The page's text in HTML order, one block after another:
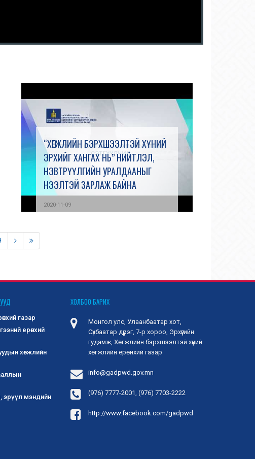
“ХӨГЖЛИЙН БЭРХШЭЭЛТЭЙ ХҮНИЙ
ЭРХИЙГ ХАНГАХ НЬ” НИЙТЛЭЛ,
НЭВТРҮҮЛГИЙН УРАЛДААНЫГ
НЭЭЛТЭЙ ЗАРЛАЖ БАЙНА
2020-11-09
газар
ерөнхий
хөгжлийн
эрүүл мэндийн
ХОЛБОО БАРИХ
Монгол улс, Улаанбаатар хот,
Сүхбаатар дүүрэг, 7-р хороо, Эрхүүгийн
гудамж, Хөгжлийн бэрхшээлтэй хүний
хөгжлийн ерөнхий газар
info@gadpwd.gov.mn
(976) 7777-2001, (976) 7703-2222
http://www.facebook.com/gadpwd